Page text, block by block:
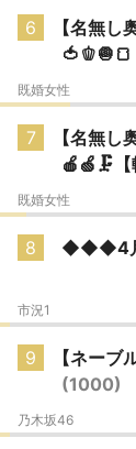
6
【名無
🍅🫑🧅🍞
既婚女性
7
【名無
🍎🍏🗜️【
既婚女性
8 ◆◆◆4
市況1
9
【ネー
(1000)
乃木坂46